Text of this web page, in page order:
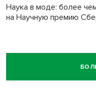
Наука в моде: более
на Научную премию